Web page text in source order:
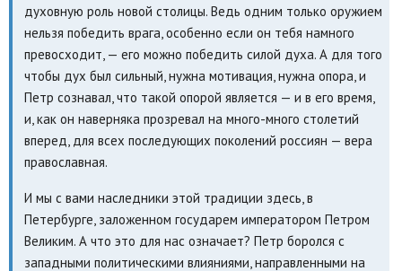
духовную роль новой столицы. Ведь одним только оружием
нельзя победить врага, особенно если он тебя намного
превосходит, — его можно победить силой духа. А для того
чтобы дух был сильный, нужна мотивация, нужна опора, и
Петр сознавал, что такой опорой является — и в его время,
и, как он наверняка прозревал на много-много столетий
вперед, для всех последующих поколений россиян — вера
православная.
И мы с вами наследники этой традиции здесь, в
Петербурге, заложенном государем императором Петром
Великим. А что это для нас означает? Петр боролся с
западными политическими влияниями, направленными на